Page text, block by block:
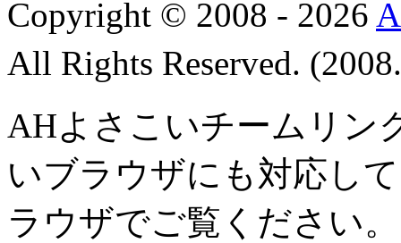
Copyright © 2008 - 2026
All Rights Reserved.
AHよさこいチームリン
いブラウザにも対応し
ラウザでご覧ください。